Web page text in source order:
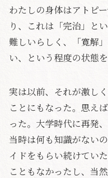
わたしの身体はアトピ
り、これは「完治」と
難しいらしく、「寛解
い、という程度の状態
実は以前、それが激し
ことにもなった。思え
った。大学時代に再発
当時は何も知識がない
イドをもらい続けてい
こともなかったし、当